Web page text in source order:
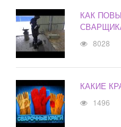
КАК
8028
КАКИЕ
1496